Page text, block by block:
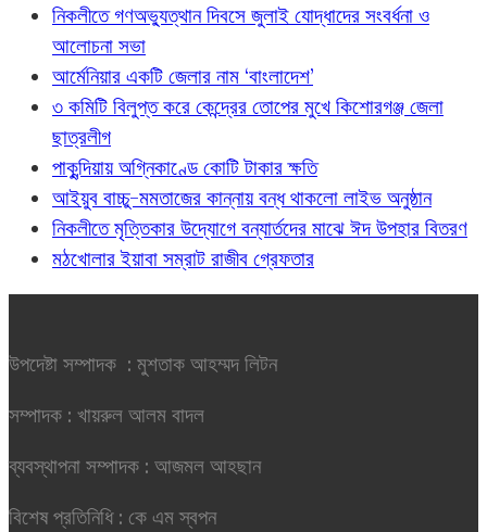
নিকলীতে গণঅভ্যুত্থান দিবসে জুলাই যোদ্ধাদের সংবর্ধনা ও
আলোচনা সভা
আর্মেনিয়ার একটি জেলার নাম ‘বাংলাদেশ’
৩ কমিটি বিলুপ্ত করে কেন্দ্রের তোপের মুখে কিশোরগঞ্জ জেলা
ছাত্রলীগ
পাকুন্দিয়ায় অগ্নিকাণ্ডে কোটি টাকার ক্ষতি
আইয়ুব বাচ্চু-মমতাজের কান্নায় বন্ধ থাকলো লাইভ অনুষ্ঠান
নিকলীতে মৃত্তিকার উদ্যোগে বন্যার্তদের মাঝে ঈদ উপহার বিতরণ
মঠখোলার ইয়াবা সম্রাট রাজীব গ্রেফতার
উপদেষ্টা সম্পাদক : মুশতাক আহম্মদ লিটন
সম্পাদক : খায়রুল আলম বাদল
ব্যবস্থাপনা সম্পাদক : আজমল আহছান
বিশেষ প্রতিনিধি : কে এম স্বপন